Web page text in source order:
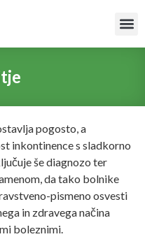
pogosto, a
inkontinence s sladkorno
še diagnozo ter
da tako bolnike
pismeno osvesti
in zdravega načina
boleznimi.